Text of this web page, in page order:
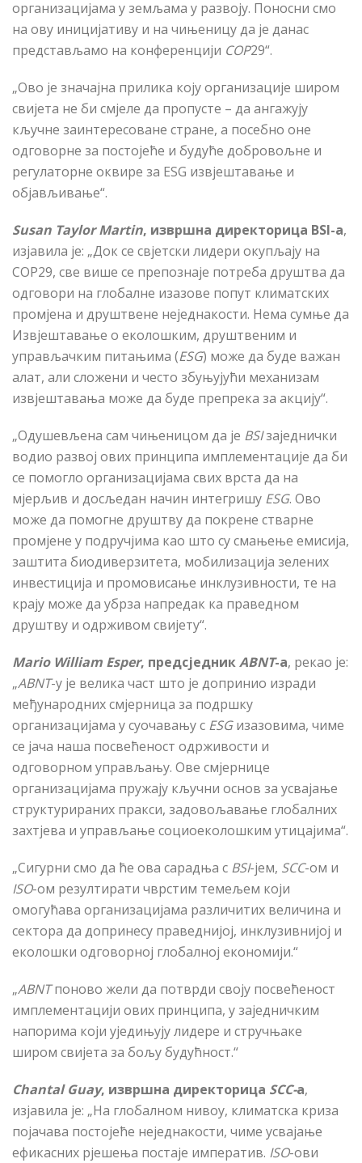
организацијама у земљама у развоју. Поносни смо
на ову иницијативу и на чињеницу да је данас
представљамо на конференцији COP29“.
„Ово је значајна прилика коју организације широм
свијета не би смјеле да пропусте – да ангажују
кључне заинтересоване стране, а посебно оне
одговорне за постојеће и будуће добровољне и
регулаторне оквире за ESG извјештавање и
објављивање“.
Susan Taylor Martin, извршна директорица BSI-а,
изјавила је: „Док се свјетски лидери окупљају на
COP29, све више се препознаје потреба друштва да
одговори на глобалне изазове попут климатских
промјена и друштвене неједнакости. Нема сумње да
Извјештавање о еколошким, друштвеним и
управљачким питањима (ESG) може да буде важан
алат, али сложени и често збуњујући механизам
извјештавања може да буде препрека за акцију“.
„Одушевљена сам чињеницом да је BSIзаједнички
водио развој ових принципа имплементације да би
се помогло организацијама свих врста да на
мјерљив и досљедан начин интегришу ESG. Ово
може да помогне друштву да покрене стварне
промјене у подручјима као што су смањење емисија,
заштита биодиверзитета, мобилизација зелених
инвестиција и промовисање инклузивности, те на
крају може да убрза напредак ка праведном
друштву и одрживом свијету“.
Mario William Esper, предсједникABNT-а, рекао је:
„ABNT-у је велика част што је допринио изради
међународних смјерница за подршку
организацијама у суочавању с ESGизазовима, чиме
се јача наша посвећеност одрживости и
одговорном управљању. Ове смјернице
организацијама пружају кључни основ за усвајање
структурираних пракси, задовољавање глобалних
захтјева и управљање социоеколошким утицајима“.
„Сигурни смо да ће ова сарадња с BSI-јем, SCC-ом и
ISO-ом резултирати чврстим темељем који
омогућава организацијама различитих величина и
сектора да допринесу праведнијој, инклузивнијој и
еколошки одговорној глобалној економији.“
„ABNTпоново жели да потврди своју посвећеност
имплементацији ових принципа, у заједничким
напорима који уједињују лидере и стручњаке
широм свијета за бољу будућност.“
Chantal Guay, извршна директорица SCC-а,
изјавила је: „На глобалном нивоу, климатска криза
појачава постојеће неједнакости, чиме усвајање
ефикасних рјешења постаје императив. ISO-ови